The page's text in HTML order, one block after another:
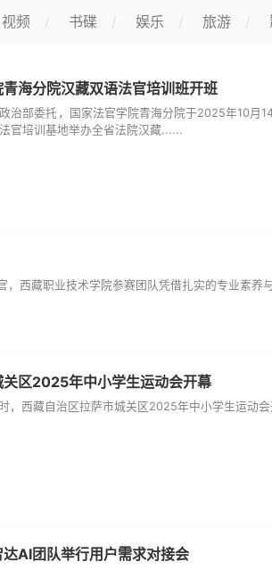
视频 书碟 娱乐 旅游
海分院汉藏双语法官培训班开班
治部委托，国家法官学院青海分院于2025年10月
官培训基地举办全省法院汉藏......
西藏职业技术学院参赛团队凭借扎实的专业素养
关区2025年中小学生运动会开幕
，西藏自治区拉萨市城关区2025年中小学生运动会
AI团队举行用户需求对接会